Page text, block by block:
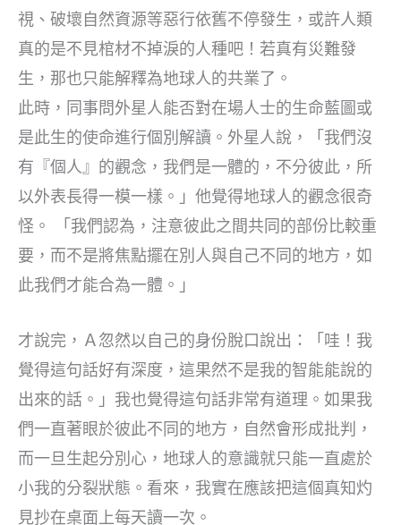
視、破壞自然資源等惡行依舊不停發生，或許人類
真的是不見棺材不掉淚的人種吧！若真有災難發
生，那也只能解釋為地球人的共業了。
此時，同事問外星人能否對在場人士的生命藍圖或
是此生的使命進行個別解讀。外星人說，「我們沒
有『個人』的觀念，我們是一體的，不分彼此，所
以外表長得一模一樣。」他覺得地球人的觀念很奇
怪。 「我們認為，注意彼此之間共同的部份比較重
要，而不是將焦點擺在別人與自己不同的地方，如
此我們才能合為一體。」
才說完，Ａ忽然以自己的身份脫口說出：「哇！我
覺得這句話好有深度，這果然不是我的智能能說的
出來的話。」我也覺得這句話非常有道理。如果我
們一直著眼於彼此不同的地方，自然會形成批判，
而一旦生起分別心，地球人的意識就只能一直處於
小我的分裂狀態。看來，我實在應該把這個真知灼
見抄在桌面上每天讀一次。